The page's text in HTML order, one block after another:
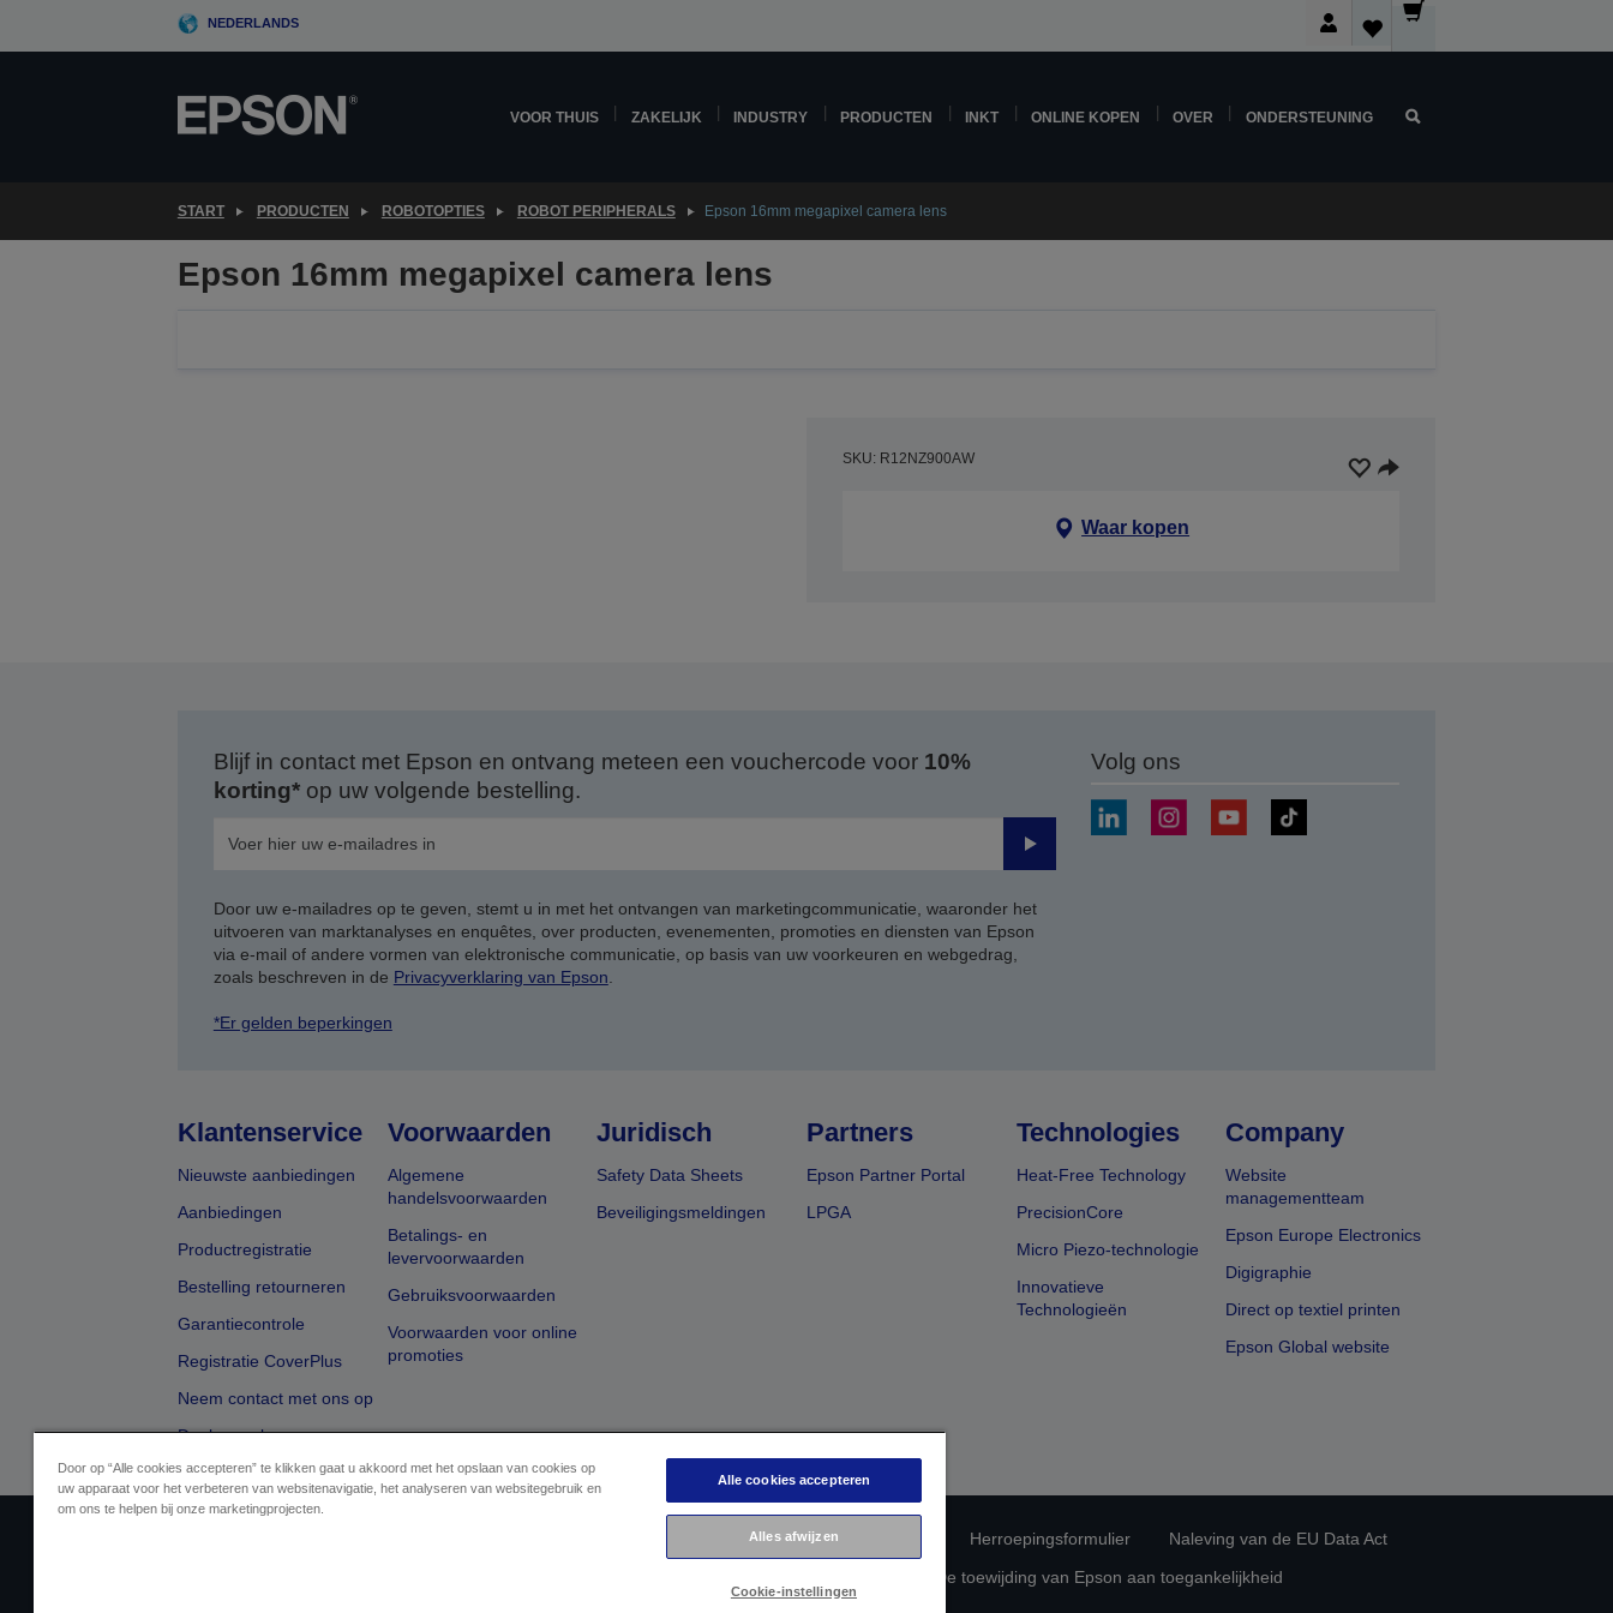
NEDERLANDS
VOOR THUIS ZAKELIJK INDUSTRY PRODUCTEN INKT ONLINE KOPEN OVER ONDERSTEUNING
START PRODUCTEN ROBOTOPTIES ROBOT PERIPHERALS Epson 16mm megapixel camera lens
Epson 16mm megapixel camera lens
SKU: R12NZ900AW
Waar kopen
Blijf in contact met Epson en ontvang meteen een vouchercode voor 10%
korting*op uw volgende bestelling.
Verzenden
Door uw e-mailadres op te geven, stemt u in met het ontvangen van marketingcommunicatie, waaronder het
uitvoeren van marktanalyses en enquêtes, over producten, evenementen, promoties en diensten van Epson
via e-mail of andere vormen van elektronische communicatie, op basis van uw voorkeuren en webgedrag,
zoals beschreven in de Privacyverklaring van Epson
*Er gelden beperkingen
Volg ons
Klantenservice
Nieuwste aanbiedingen
Aanbiedingen
Productregistratie
Bestelling retourneren
Garantiecontrole
Registratie CoverPlus
Neem contact met ons op
Dealer zoeken
Voorwaarden
Algemene
handelsvoorwaarden
Betalings- en
levervoorwaarden
Gebruiksvoorwaarden
Voorwaarden voor online
promoties
Juridisch
Safety Data Sheets
Beveiligingsmeldingen
Partners
Epson Partner Portal
LPGA
Technologies
Heat-Free Technology
PrecisionCore
Micro Piezo-technologie
Innovatieve
Technologieën
Company
Website
managementteam
Epson Europe Electronics
Digigraphie
Direct op textiel printen
Epson Global website
Privacyverklaring van Epson Herroepingsformulier
Naleving van de EU Data Act
De toewijding van Epson aan toegankelijkheid
Door op “Alle cookies accepteren” te klikken gaat u akkoord met het opslaan van cookies op
uw apparaat voor het verbeteren van websitenavigatie, het analyseren van websitegebruik en
om ons te helpen bij onze marketingprojecten.
Alle cookies accepteren
Alles afwijzen
Cookie-instellingen